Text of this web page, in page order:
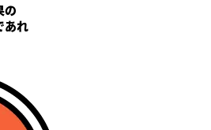
の
あれ